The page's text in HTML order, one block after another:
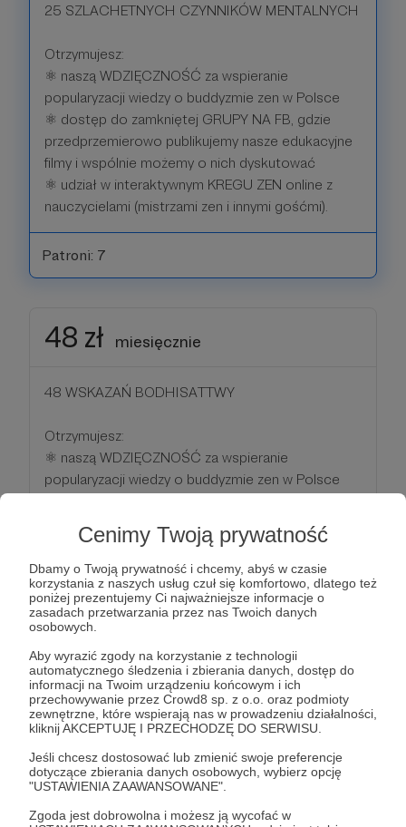
Cenimy Twoją prywatność
Dbamy o Twoją prywatność i chcemy, abyś w czasie
korzystania z naszych usług czuł się komfortowo, dlatego też
poniżej prezentujemy Ci najważniejsze informacje o
zasadach przetwarzania przez nas Twoich danych
osobowych.
Aby wyrazić zgody na korzystanie z technologii
automatycznego śledzenia i zbierania danych, dostęp do
informacji na Twoim urządzeniu końcowym i ich
przechowywanie przez Crowd8 sp. z o.o. oraz podmioty
zewnętrzne, które wspierają nas w prowadzeniu działalności,
kliknij AKCEPTUJĘ I PRZECHODZĘ DO SERWISU.
Jeśli chcesz dostosować lub zmienić swoje preferencje
dotyczące zbierania danych osobowych, wybierz opcję
"USTAWIENIA ZAAWANSOWANE".
Zgoda jest dobrowolna i możesz ją wycofać w
25 SZLACHETNYCH CZYNNIKÓW MENTALNYCH
Otrzymujesz:
⚛ naszą WDZIĘCZNOŚĆ za wspieranie
popularyzacji wiedzy o buddyzmie zen w Polsce
⚛ dostęp do zamkniętej GRUPY NA FB, gdzie
przedprzemierowo publikujemy nasze edukacyjne
filmy i wspólnie możemy o nich dyskutować
⚛ udział w interaktywnym KREGU ZEN online z
nauczycielami (mistrzami zen i innymi gośćmi).
Patroni: 7
48 zł miesięcznie
48 WSKAZAŃ BODHISATTWY
Otrzymujesz:
⚛ naszą WDZIĘCZNOŚĆ za wspieranie
popularyzacji wiedzy o buddyzmie zen w Polsce
przedprzemierowo publikujemy nasze edukacyjne
filmy i wspólnie możemy o nich dyskutować
⚛ udział w interaktywnym KREGU ZEN online z
nauczycielami (mistrzami zen i innymi gośćmi).
Patroni: 10
108 zł miesięcznie
108 LICZBA NIESKOŃCZONOŚCI
Otrzymujesz: